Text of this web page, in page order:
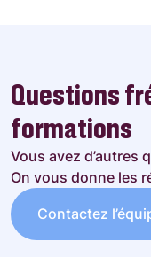
Questions
formations
Vous avez d’autres
On vous donne les
Contactez